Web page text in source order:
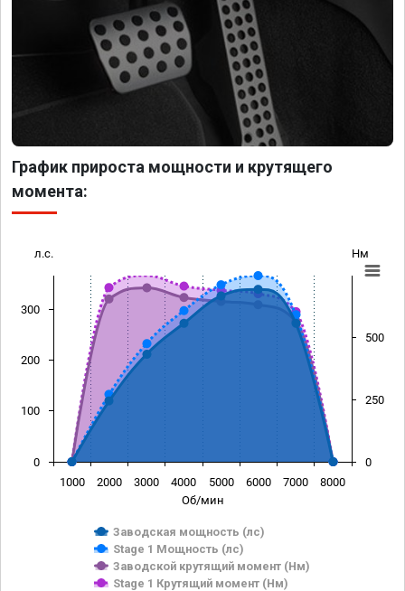
График прироста мощности и крутящего
момента:
Об/мин
л.с. Нм
Заводская мощность (лс)
Stage 1 Мощность (лс)
Заводской крутящий момент (Нм)
Stage 1 Крутящий момент (Нм)
1000 2000 3000 4000 5000 6000 7000 8000
0
100
200
300
0
250
500